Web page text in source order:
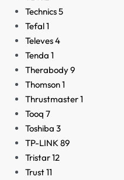
Technics5
Tefal1
Televes4
Tenda 1
Therabody9
Thomson1
Thrustmaster1
Tooq 7
Toshiba 3
TP-LINK 89
Tristar12
Trust11